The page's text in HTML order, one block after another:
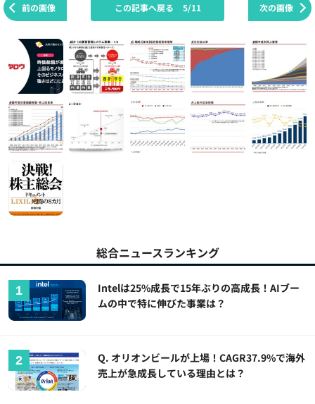
前の画像 次の画像
この記事へ戻る 5/11
総合ニュースランキング
Intelは25%成長で15年ぶりの高成長！AIブー
ムの中で特に伸びた事業は？
Q. オリオンビールが上場！CAGR37.9%で海外
売上が急成長している理由とは？